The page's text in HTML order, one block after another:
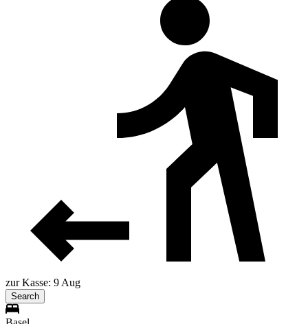
zur Kasse: 9 Aug
Search